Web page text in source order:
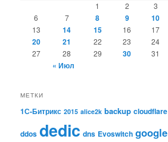
1 2 3
6 7 8 9 10
13
14 15 16 17
20 21 22 23 24
27 28 29 30 31
« Июл
МЕТКИ
1С-Битрикс 2015 alice2k backup cloudflare
ddos dedic dns Evoswitch google